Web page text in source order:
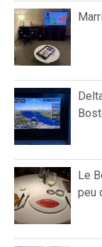
Le
peu